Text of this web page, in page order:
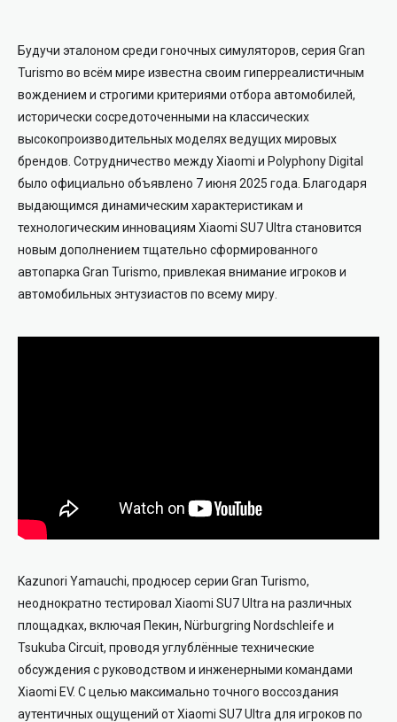
Будучи эталоном среди гоночных симуляторов, серия Gran
Turismo во всём мире известна своим гиперреалистичным
вождением и строгими критериями отбора автомобилей,
исторически сосредоточенными на классических
высокопроизводительных моделях ведущих мировых
брендов. Сотрудничество между Xiaomi и Polyphony Digital
было официально объявлено 7 июня 2025 года. Благодаря
выдающимся динамическим характеристикам и
технологическим инновациям Xiaomi SU7 Ultra становится
новым дополнением тщательно сформированного
автопарка Gran Turismo, привлекая внимание игроков и
автомобильных энтузиастов по всему миру.
Kazunori Yamauchi, продюсер серии Gran Turismo,
неоднократно тестировал Xiaomi SU7 Ultra на различных
площадках, включая Пекин, Nürburgring Nordschleife и
Tsukuba Circuit, проводя углублённые технические
обсуждения с руководством и инженерными командами
Xiaomi EV. С целью максимально точного воссоздания
аутентичных ощущений от Xiaomi SU7 Ultra для игроков по